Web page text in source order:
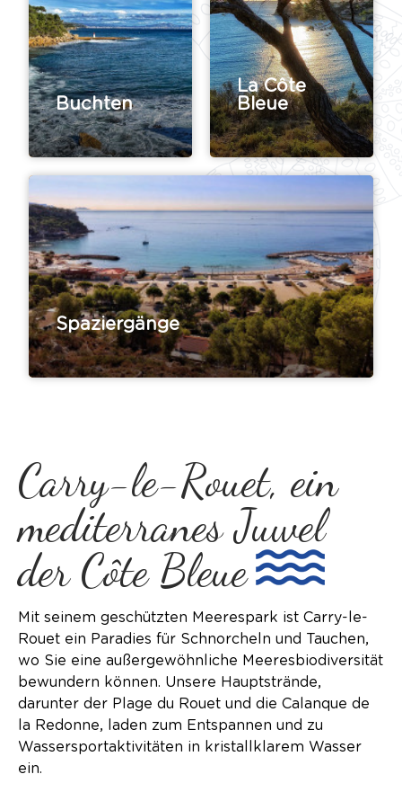
Buchten
La Côte
Bleue
Spaziergänge
Carry-le-Rouet, ein
mediterranes Juwel
der Côte Bleue
Mit seinem geschützten Meerespark ist Carry-le-
Rouet ein Paradies für Schnorcheln und Tauchen,
wo Sie eine außergewöhnliche Meeresbiodiversität
bewundern können. Unsere Hauptstrände,
darunter der Plage du Rouet und die Calanque de
la Redonne, laden zum Entspannen und zu
Wassersportaktivitäten in kristallklarem Wasser
ein.